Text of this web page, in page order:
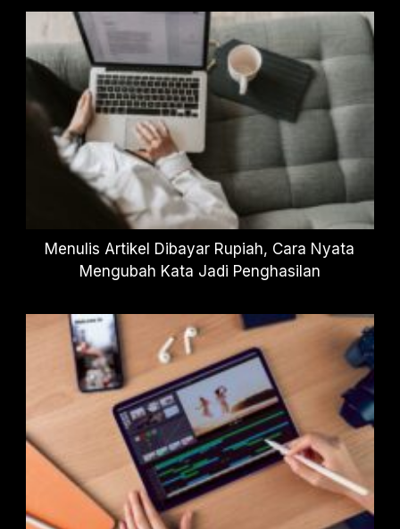
Menulis Artikel Dibayar Rupiah, Cara Nyata
Mengubah Kata Jadi Penghasilan